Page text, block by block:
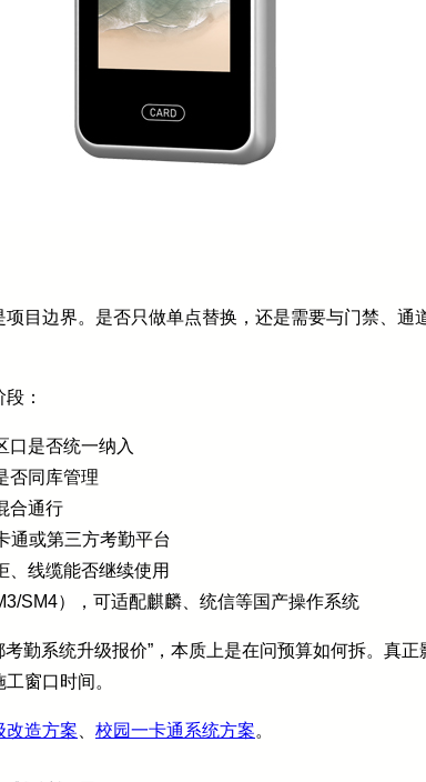
目边界。是否只做单点替换，还是需要与门禁、通
：
口是否统一纳入
否同库管理
合通行
通或第三方考勤平台
、线缆能否继续使用
SM4），可适配麒麟、统信等国产操作系统
勤系统升级报价”，本质上是在问预算如何拆。真
窗口时间。
改造方案 校园一卡通系统方案。